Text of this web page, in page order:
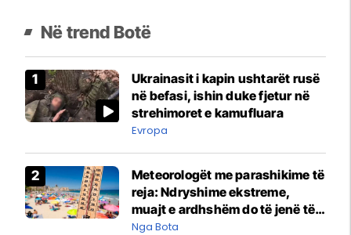
Në trend Botë
Ukrainasit i kapin ushtarët rusë
në befasi, ishin duke fjetur në
strehimoret e kamufluara
Evropa
Meteorologët me parashikime të
reja: Ndryshime ekstreme,
muajt e ardhshëm do të jenë të
pazakontë
Nga Bota